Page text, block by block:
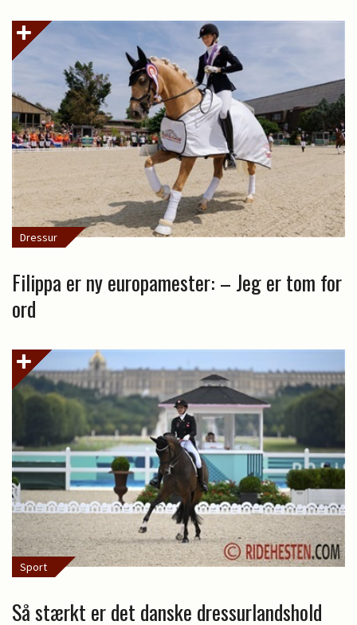
Dressur
Filippa er ny europamester: – Jeg er tom for
ord
Sport
Så stærkt er det danske dressurlandshold